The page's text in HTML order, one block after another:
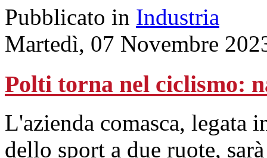
Pubblicato in Industria
Martedì, 07 Novembre
Polti torna nel ciclismo:
L'azienda comasca, legata
dello sport a due ruote,